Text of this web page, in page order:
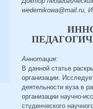
wedernikowa@mail.ru,
Аннотация:
В данной статье
организации.
деятельности вуза в
организации научно-
студенческого